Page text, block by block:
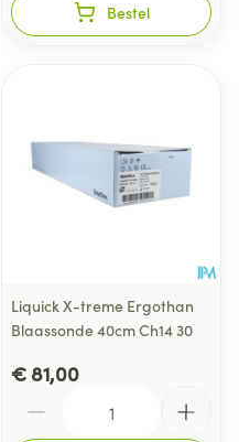
Bestel
Liquick X-treme Ergothan
Blaassonde 40cm Ch14 30
€ 81,00